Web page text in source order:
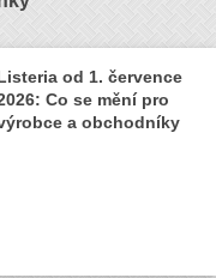
od 1. července
Co se mění pro
a obchodníky